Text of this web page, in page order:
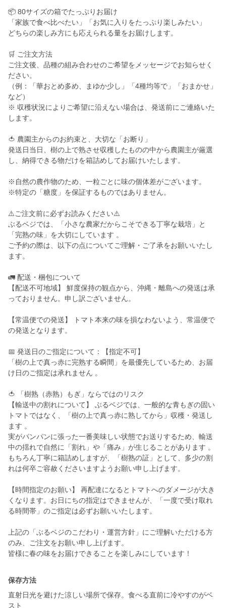
📦 80サイズの箱でたっぷりお届け
「家族で食べ比べたい」「お気に入りをたっぷり楽しみたい」
どちらの楽しみ方にも応えられる量をお届けします。
🛒 ご注文方法
ご注文後、品種の組み合わせのご希望をメッセージでお知らせく
ださい。
（例：「華おとめ多め、まゆか少し」「4種均等で」「おまかせ」
など）
※ 収穫状況によりご希望に沿えない場合は、発送前にご連絡いた
します。
🍅 農園主からのお約束と、大切な「お断り」
発送日当日、樹の上で熟させ収穫したものの中から農園主が厳選
し、納得できる物だけを箱詰めしてお届けいたします。
※自然の農作物のため、一粒ごとに味の個体差がございます。
※特定の「糖度」を保証するものではありません。
⚠️ご注文前に必ずお読みください⚠️
ぶるベジでは、「小さな農家だからこそできる丁寧な栽培」と
「完熟の味」を大切にしています 。
ご予約の際は、以下の点についてご理解・ご了承をお願いいたし
ます。
🚛 配送・梱包について
【配送不可地域】 鮮度保持の観点から、沖縄・離島への発送は承
っておりません。申し訳ございません。
【常温便での発送】 トマト本来の味を損なわないよう、常温便で
の発送となります。
📅 発送日のご指定について：【指定不可】
「樹の上で真っ赤に完熟する瞬間」を最優先しているため、お届
け日のご指定は承れません 。
🍅 「樹熟（赤熟）もぎ」ならではのリスク
【輸送中の割れについて】 ぶるベジでは、一般的な青もぎの固い
トマトではなく、「樹の上で真っ赤に熟してから」収穫・発送し
ます 。
実がパンパンに張った一番美味しい状態でお送りするため、輸送
中の揺れで自然に「割れ」や「痛み」が生じることがあります 。
もちろん丁寧に箱詰めしますが、「樹熟の証」として、多少の割
れは何卒ご容赦くださいますようお願い申し上げます。
【時間指定のお願い】 再配達になるとトマトへのダメージが大き
くなります。お日にちの指定はできませんが、「一度で受け取れ
る時間帯」のご指定は必ずお願いいたします。
上記の「ぶるベジのこだわり・運営方針」にご理解いただける方
のみ、ご注文をお願い申し上げます。
皆様に春の味をお届けできることを楽しみにしています！
保存方法
直射日光を避けた涼しい場所で保存。食べる直前に冷やすのがベ
スト